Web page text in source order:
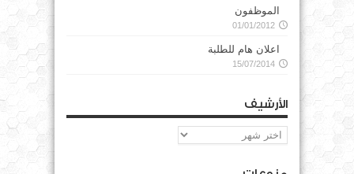
الموظفون
01/01/2012
اعلان هام للطلبة
15/07/2014
الأرشيف
الأرشيف